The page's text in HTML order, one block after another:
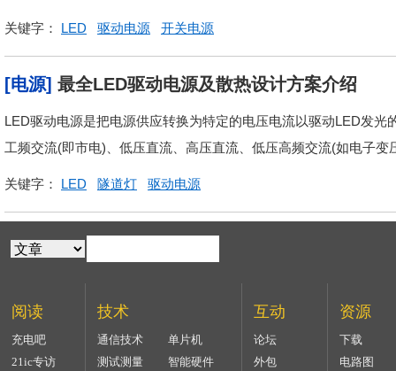
关键字： LED 驱动电源 开关电源
[电源] 最全LED驱动电源及散热设计方案介绍
LED驱动电源是把电源供应转换为特定的电压电流以驱动LED发
工频交流(即市电)、低压直流、高压直流、低压高频交流(如电子变
关键字： LED 隧道灯 驱动电源
阅读
充电吧
21ic专访
技术
通信技术
单片机
测试测量
智能硬件
互动
论坛
外包
资源
下载
电路图